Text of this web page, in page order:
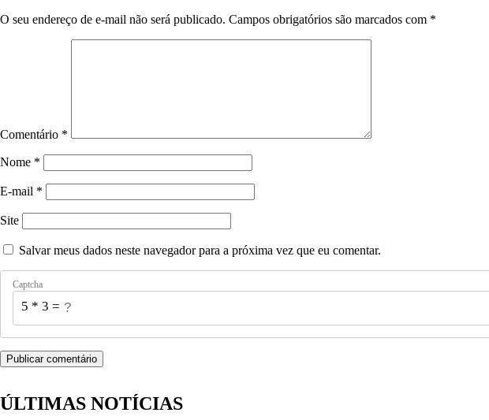
O seu endereço de e-mail não será publicado. Campos obrigatórios são marcados com *
Comentário *
Nome *
E-mail *
Site
Salvar meus dados neste navegador para a próxima vez que eu comentar.
Captcha
5 * 3 = ?
ÚLTIMAS NOTÍCIAS